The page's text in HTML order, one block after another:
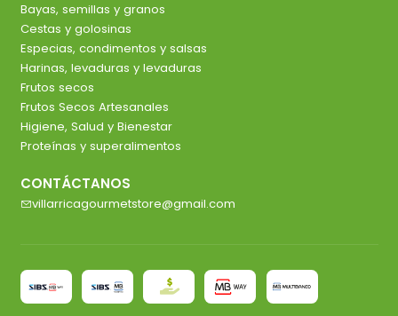
Bayas, semillas y granos
Cestas y golosinas
Especias, condimentos y salsas
Harinas, levaduras y levaduras
Frutos secos
Frutos Secos Artesanales
Higiene, Salud y Bienestar
Proteínas y superalimentos
CONTÁCTANOS
villarricagourmetstore@gmail.com